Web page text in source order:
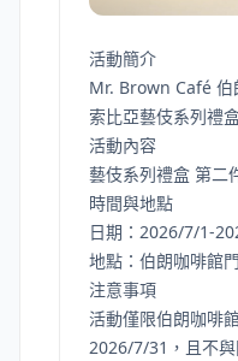
活動簡介
Mr. Brown Café 伯
索比亞藝伎系列禮
活動內容
藝伎系列禮盒 第二
時間與地點
日期：2026/7/1-
地點：伯朗咖啡館
注意事項
活動僅限伯朗咖啡
2026/7/31，且不與